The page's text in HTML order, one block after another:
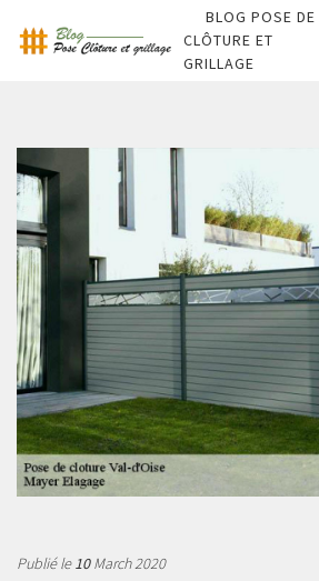
BLOG POSE DE
CLÔTURE ET
GRILLAGE
Publié le 10March 2020